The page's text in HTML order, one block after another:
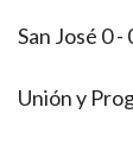
San José 0 -
Unión y